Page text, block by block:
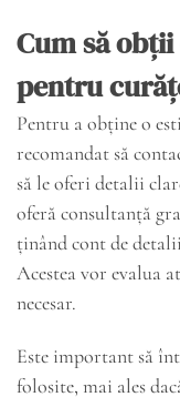
Cum să
pentru
Pentru a obține o
recomandat să
să le oferi detalii
oferă consultanță
ținând cont de
Acestea vor evalua
necesar.
Este important să
folosite, mai ales